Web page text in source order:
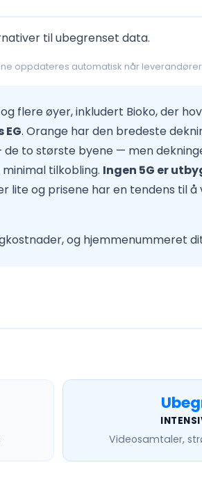
til ubegrenset data.
oppdateres automatisk når
flere øyer, inkludert Bioko, der
. Orange har den bredeste
de to største byene — men
tilkobling. Ingen 5G er
lite og prisene har en tendens til
og hjemmenummeret
Videosamtaler,